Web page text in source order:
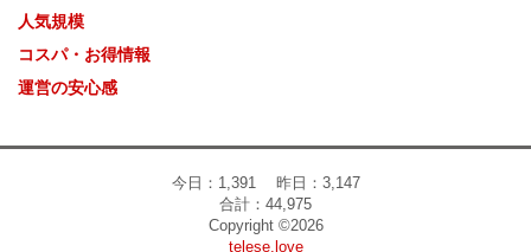
人気規模
コスパ・お得情報
運営の安心感
今日：1,391 昨日：3,147
合計：44,975
Copyright ©2026
telese.love